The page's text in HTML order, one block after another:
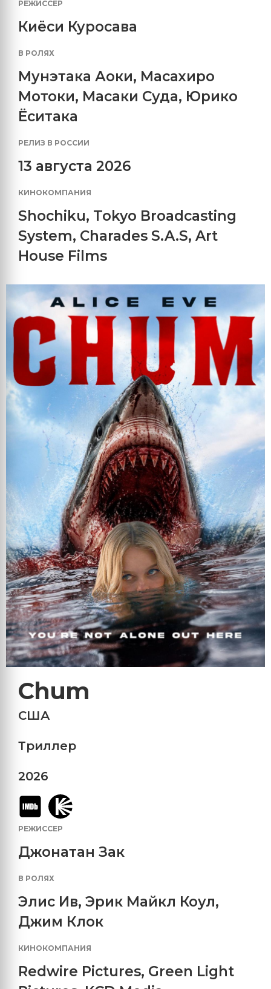
РЕЖИССЕР
Киёси Куросава
В РОЛЯХ
Мунэтака Аоки, Масахиро
Мотоки, Масаки Суда, Юрико
Ёситака
РЕЛИЗ В РОССИИ
13 августа 2026
КИНОКОМПАНИЯ
Shochiku, Tokyo Broadcasting
System, Charades S.A.S, Art
House Films
Chum
США
Триллер
2026
РЕЖИССЕР
Джонатан Зак
В РОЛЯХ
Элис Ив, Эрик Майкл Коул,
Джим Клок
КИНОКОМПАНИЯ
Redwire Pictures, Green Light